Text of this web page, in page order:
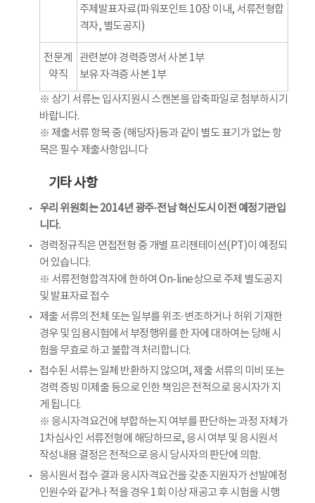
주제발표자료(파워포인트 10장 이내, 서류전형합
격자, 별도공지)
전문계
약직
관련분야 경력증명서 사본 1부
보유 자격증 사본 1부
※ 상기 서류는 입사지원시 스캔본을 압축파일로 첨부하시기
바랍니다.
※ 제출서류 항목 중 (해당자)등과 같이 별도 표기가 없는 항
목은 필수 제출사항입니다
기타 사항
우리 위원회는 2014년 광주·전남 혁신도시 이전 예정기관입
니다.
경력정규직은 면접전형 중 개별 프리젠테이션(PT)이 예정되
어 있습니다.
※ 서류전형합격자에 한하여 On-line상으로 주제 별도공지
및 발표자료 접수
제출 서류의 전체 또는 일부를 위조·변조하거나 허위 기재한
경우 및 임용시험에서 부정행위를 한 자에 대하여는 당해 시
험을 무효로 하고 불합격 처리합니다.
접수된 서류는 일체 반환하지 않으며, 제출 서류의 미비 또는
경력 증빙 미제출 등으로 인한 책임은 전적으로 응시자가 지
게 됩니다.
※ 응시자격요건에 부합하는지 여부를 판단하는 과정 자체가
1차심사인 서류전형에 해당하므로, 응시 여부 및 응시원서
작성내용 결정은 전적으로 응시 당사자의 판단에 의함.
응시원서 접수 결과 응시자격요건을 갖춘 지원자가 선발예정
인원수와 같거나 적을 경우 1회 이상 재공고 후 시험을 시행